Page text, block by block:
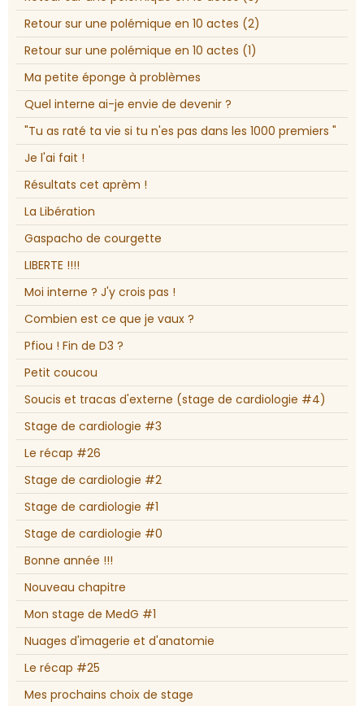
Retour sur une polémique en 10 actes (2)
Retour sur une polémique en 10 actes (1)
Ma petite éponge à problèmes
Quel interne ai-je envie de devenir ?
"Tu as raté ta vie si tu n'es pas dans les 1000 premiers "
Je l'ai fait !
Résultats cet aprèm !
La Libération
Gaspacho de courgette
LIBERTE !!!!
Moi interne ? J'y crois pas !
Combien est ce que je vaux ?
Pfiou ! Fin de D3 ?
Petit coucou
Soucis et tracas d'externe (stage de cardiologie #4)
Stage de cardiologie #3
Le récap #26
Stage de cardiologie #2
Stage de cardiologie #1
Stage de cardiologie #0
Bonne année !!!
Nouveau chapitre
Mon stage de MedG #1
Nuages d'imagerie et d'anatomie
Le récap #25
Mes prochains choix de stage